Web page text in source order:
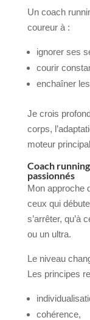
Un coach
coureur à :
ignorer ses
courir
enchaîner
Je crois
corps,
moteur
Coach
passionnés
Mon approche
ceux qui
s’arrêter, qu’à
ou un ultra.
Le niveau
Les principes
cohérence,